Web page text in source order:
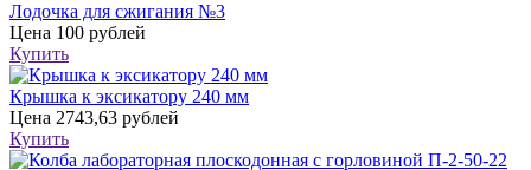
Лодочка для сжигания №3
Цена 100 рублей
Купить
Крышка к эксикатору 240 мм
Цена 2743,63 рублей
Купить